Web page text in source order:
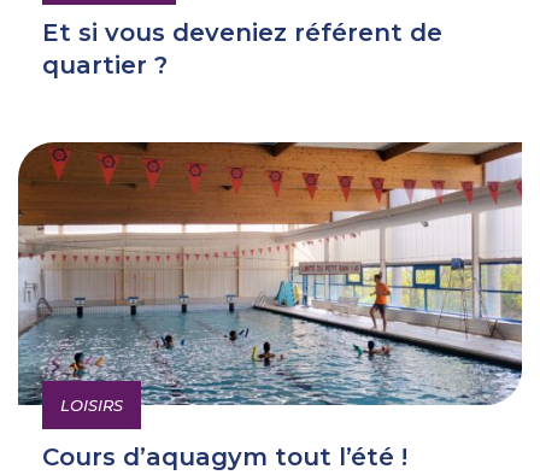
Et si vous deveniez référent de
quartier ?
LOISIRS
Cours d’aquagym tout l’été !